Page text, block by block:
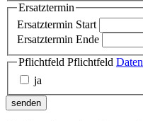
Ersatztermin
Ersatztermin Start
Ersatztermin Ende
Pflichtfeld Pflichtfeld
ja
senden